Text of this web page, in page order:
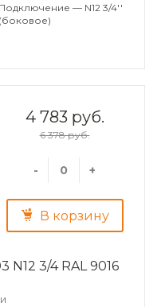
Подключение — N12 3/4''
(боковое)
4 783 руб.
6 378 руб.
- +
В корзину
N12 3/4 RAL 9016